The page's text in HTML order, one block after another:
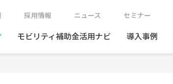
採用情報 ニュース セミナー
モビリティ補助金活用ナビ 導入事例